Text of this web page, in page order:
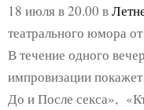
18 июля в 20.00 в
театрального юмора
В течение одного
импровизации
До и После секса»,